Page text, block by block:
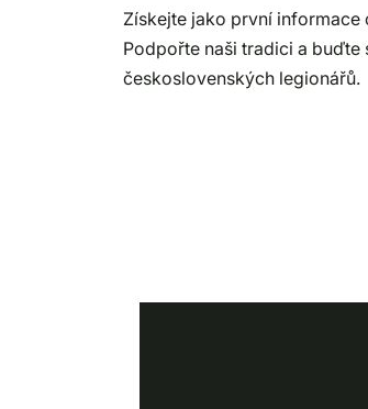
Získejte jako první
Podpořte naši tradici a
československých legionářů.